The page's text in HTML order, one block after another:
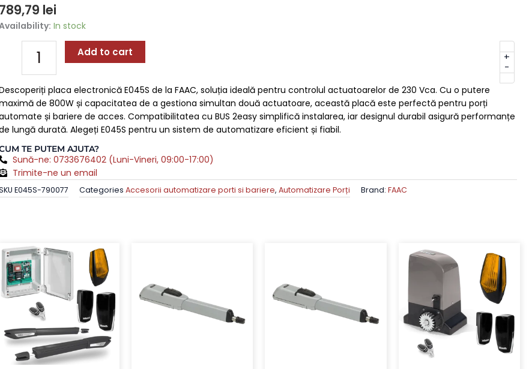
789,79 lei
In stock
-
Electronică
Actuatoare
Simultan,
+
Add to cart
placa electronică E045S de la FAAC, soluția ideală pentru controlul actuatoarelor de 230 Vca. Cu o putere
de 800W și capacitatea de a gestiona simultan două actuatoare, această placă este perfectă pentru porți
și bariere de acces. Compatibilitatea cu BUS 2easy simplifică instalarea, iar designul durabil asigură performanțe
lungă durată. Alegeți E045S pentru un sistem de automatizare eficient și fiabil.
TE PUTEM AJUTA?
Sună-ne: 0733676402 (Luni-Vineri, 09:00-17:00)
Trimite-ne un email
E045S-790077 Categories Accesorii automatizare porti si bariere,Automatizare Porți Brand:FAAC